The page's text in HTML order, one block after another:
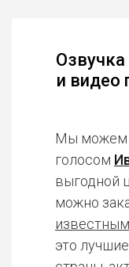
и видео
Мы можем
голосом
выгодной
можно
это